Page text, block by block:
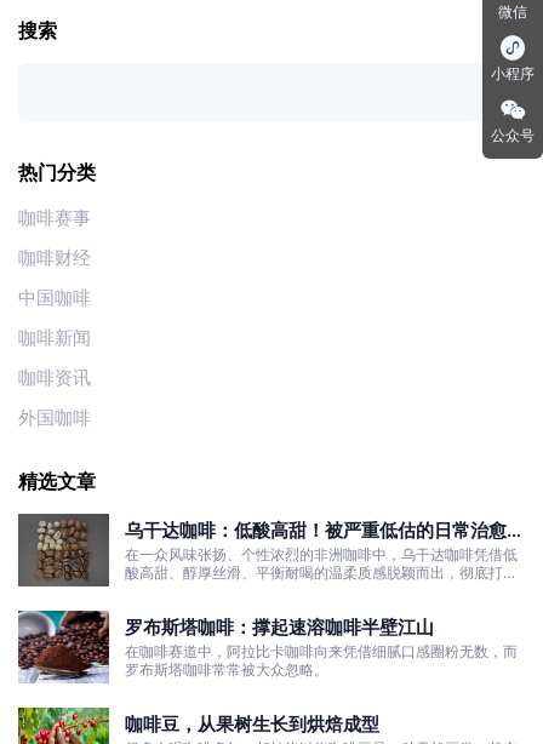
搜索
热门分类
咖啡赛事
咖啡财经
中国咖啡
咖啡新闻
咖啡资讯
外国咖啡
精选文章
乌干达咖啡：低酸高甜！被严重低估的日常治愈口
粮豆
在一众风味张扬、个性浓烈的非洲咖啡中，乌干达咖啡凭借低
酸高甜、醇厚丝滑、平衡耐喝的温柔质感脱颖而出，彻底打破
罗布斯塔咖啡：撑起速溶咖啡半壁江山
在咖啡赛道中，阿拉比卡咖啡向来凭借细腻口感圈粉无数，而
罗布斯塔咖啡常常被大众忽略。
咖啡豆，从果树生长到烘焙成型
微信
小程序
公众号